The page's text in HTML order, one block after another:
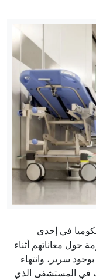
طهبوب من الأغوار: استملاك 3500 دونم
في الأردن
مع إيران
دمياط
البيومترية
الترخيص حول
في إحدى
حول معاناتهم أثناء
سرير، وانتهاء
في المستشفى الذي